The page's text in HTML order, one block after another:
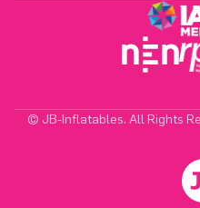
© JB-Inflatables. All Rights